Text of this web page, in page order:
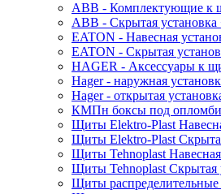
ABB - Комплектующие к
ABB - Скрытая
EATON - Навесная
EATON - Скрытая
HAGER - Аксессуары к
Hager - наружная
Hager - открытая
КМПн боксы под
Щиты Elektro-Plast
Щиты Elektro-Plast
Щиты Tehnoplast
Щиты Tehnoplast Скрытая
Щиты